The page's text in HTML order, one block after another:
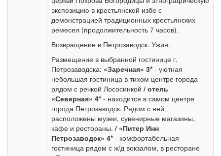
экспозицию в крестьянской избе с
демонстрацией традиционных крестьянских
ремесел (продолжительность 7 часов).
Возвращение в Петрозаводск. Ужин.
Размещение в выбранной гостинице г.
Петрозаводска: «Заречная» 3* - уютная
небольшая гостиница в тихом центре города
рядом с речкой Лососинкой / отель
«Северная» 4* - находится в самом центре
города Петрозаводск. Рядом с ней
расположены музеи, сувенирные магазины,
кафе и рестораны. / «Питер Инн
Петрозаводск» 4* - комфортабельная
гостиница рядом с ж/д вокзалом, в ресторане